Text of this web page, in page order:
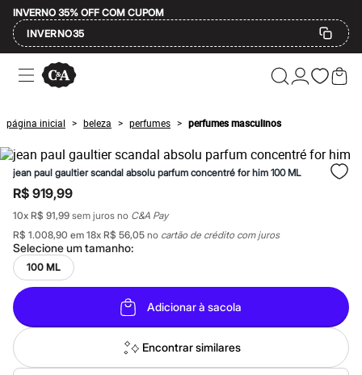
INVERNO 35% OFF COM CUPOM
INVERNO35
Ofertas
Compre por Departamento
Masculino
Infantil
Calçados
Mindse7
Plus Size
Até 20% off
Até 40% off
Até 60% off
A partir de 60% off
Feminino
Em alta
Inverno
Alfaiataria
Novidades
Roupas
Blusas e Camisetas
Básicos
Calças
página inicial > beleza > perfumes > perfumes masculinos
jean paul gaultier scandal absolu parfum concentré for him 100 ML
R$ 919,99
10x R$ 91,99 sem juros no C&A Pay
R$ 1.008,90 em 18x R$ 56,05 no cartão de crédito com juros
Selecione umtamanho:
100 ML
Adicionar à sacola
Encontrar similares